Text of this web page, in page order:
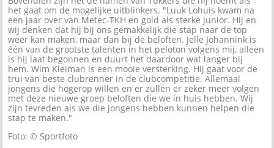
het gaat om de mogelijke uitblinkers. "Luuk Lohuis kwam na
een jaar over van Metec-TKH en gold als sterke junior. Hij en
wij denken dat hij bij ons gemakkelijk die stap naar de top
weer kan maken, maar dan bij de beloften. Jelle Johannink is
één van de grootste talenten in het peloton volgens mij, alleen
is hij laat begonnen en duurt het daardoor wat langer bij
hem. Wim Kleiman is een mooie versterking. Hij gaat voor de
trui van beste clubrenner in de clubcompetitie. Allemaal
jongens die hogerop willen en er zullen er zeker meer volgen
met deze nieuwe groep beloften die we in huis hebben. Wij
zijn tevreden als we die jongens hebben kunnen helpen die
stap te maken."
Foto: © Sportfoto